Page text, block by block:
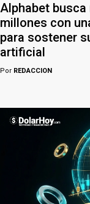
Alphabet busca
millones con
para sostener
artificial
Por REDACCION